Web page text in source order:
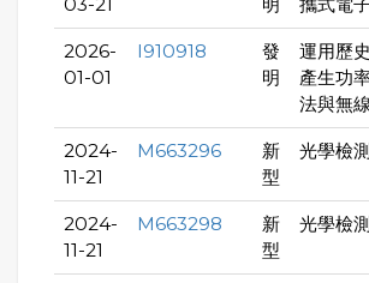
2026-
01-01
I910918
發
明
運用歷
產生功
法與無
2024-
11-21
M663296
新
型
光學檢
2024-
11-21
M663298
新
型
光學檢